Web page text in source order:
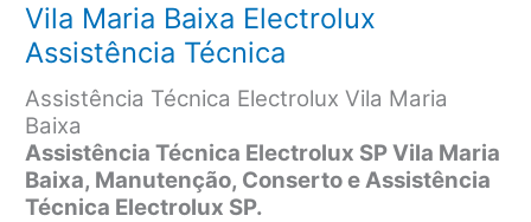
Vila Maria Baixa Electrolux
Assistência Técnica
Assistência Técnica Electrolux Vila Maria
Baixa
Assistência Técnica Electrolux SP Vila Maria
Baixa, Manutenção, Conserto e Assistência
Técnica Electrolux SP.